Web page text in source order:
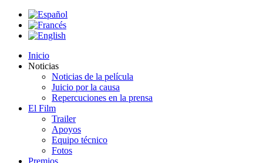
Inicio
Noticias
Noticias de la película
Juicio por la causa
Repercuciones en la prensa
El Film
Trailer
Apoyos
Equipo técnico
Fotos
Premios